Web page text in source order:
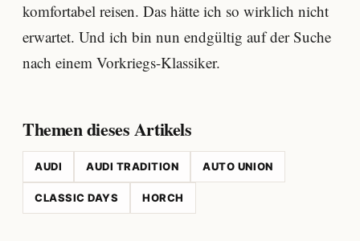
komfortabel reisen. Das hätte ich so wirklich nicht
erwartet. Und ich bin nun endgültig auf der Suche
nach einem Vorkriegs-Klassiker.
Themen dieses Artikels
AUDI AUDI TRADITION AUTO UNION
CLASSIC DAYS HORCH